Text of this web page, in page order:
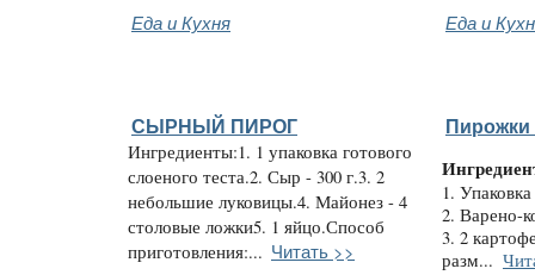
Еда и Кухня Еда и
СЫРНЫЙ ПИРОГ
Ингредиенты:1. 1 упаковка готового
слоеного теста.2. Сыр - 300 г.3. 2
небольшие луковицы.4. Майонез - 4
столовые ложки5. 1 яйцо.Способ
приготовления:... Читать >>
Пирожки
1.
2. Варено-
3. 2
разм...